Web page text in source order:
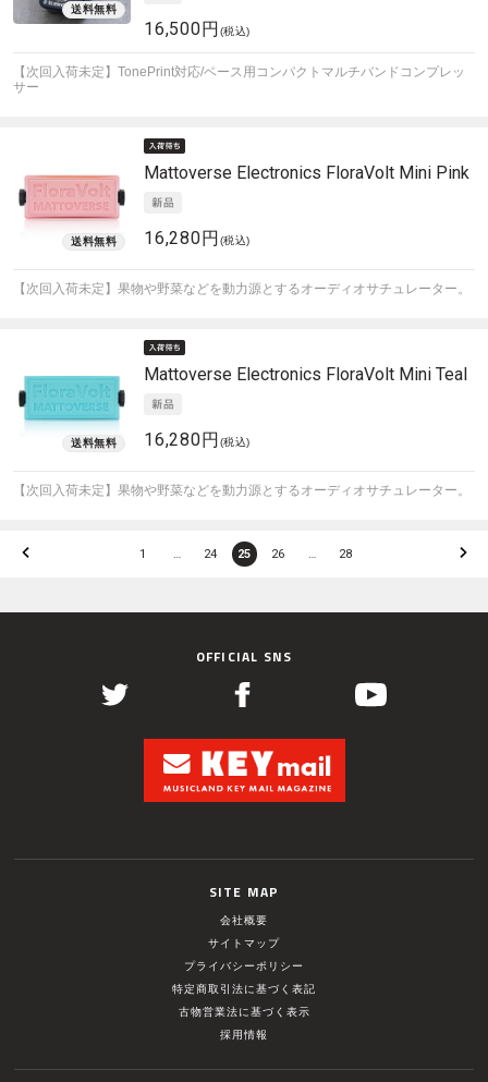
16,500円 (税込)
【次回入荷未定】TonePrint対応/ベース用コンパクトマルチバンドコンプレッ
サー
Mattoverse Electronics FloraVolt Mini Pink
16,280円 (税込)
【次回入荷未定】果物や野菜などを動力源とするオーディオサチュレーター。
Mattoverse Electronics FloraVolt Mini Teal
16,280円 (税込)
【次回入荷未定】果物や野菜などを動力源とするオーディオサチュレーター。
1 … 24 25 26 … 28
OFFICIAL SNS
SITE MAP
会社概要
サイトマップ
プライバシーポリシー
特定商取引法に基づく表記
古物営業法に基づく表示
採用情報